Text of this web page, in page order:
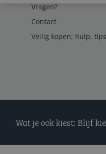
Vragen?
Contact
Veilig kopen; hulp,
Wat je ook kiest: Blijf